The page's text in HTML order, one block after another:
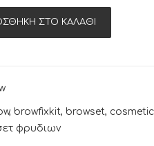
ΣΤΟ ΚΑΛΆΘΙ
, browfixkit, browset,
φρυδιων